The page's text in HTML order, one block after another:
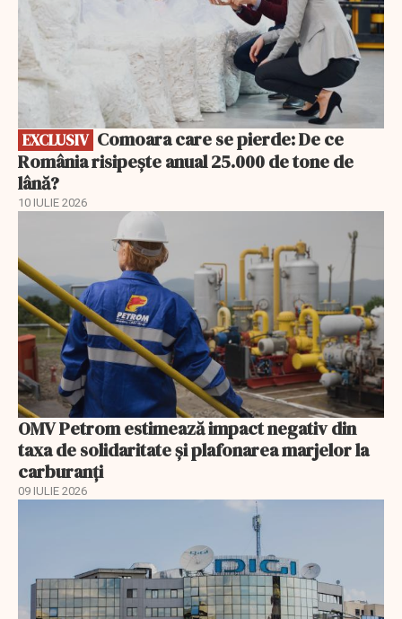
EXCLUSIV
România risipește anual 25.000 de tone de
lână?
10 IULIE 2026
OMV Petrom estimează impact negativ din
taxa de solidaritate și plafonarea marjelor la
carburanți
09 IULIE 2026